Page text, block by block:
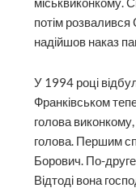
міськвиконкому.
потім розвалився
надійшов наказ
У 1994 році
Франківськом
голова
голова. Першим
Борович. По-
Відтоді вона